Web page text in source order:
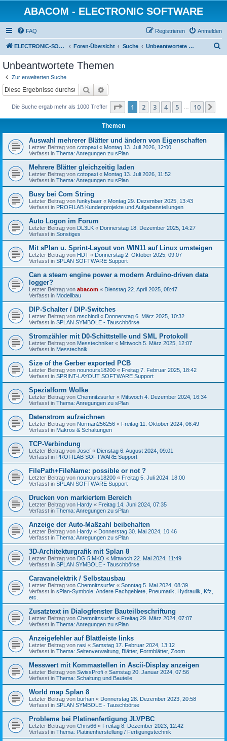
ABACOM - ELECTRONIC SOFTWARE
FAQ Anmelden
Registrieren
ELECTRONIC-SOFWARE-SHOP Foren-Übersicht Suche Unbeantwortete Themen
Unbeantwortete Themen
Zur erweiterten Suche
Suche
Die Suche ergab mehr als 1000 Treffer Seite 1von 10
1 2 3 4 5 10
Themen
Auswahl mehrerer Blätter und ändern von Eigenschaften
Letzter Beitrag von cotopaxi « Montag 13. Juli 2026, 12:00
Verfasst in Thema: Anregungen zu sPlan
Mehrere Blätter gleichzeitig laden
Letzter Beitrag von cotopaxi « Montag 13. Juli 2026, 11:52
Verfasst in Thema: Anregungen zu sPlan
Busy bei Com String
Letzter Beitrag von funkybaer « Montag 29. Dezember 2025, 13:43
Verfasst in PROFILAB Kundenprojekte und Aufgabenstellungen
Auto Logon im Forum
Letzter Beitrag von DL3LK « Donnerstag 18. Dezember 2025, 14:27
Verfasst in Sonstiges
Mit sPlan u. Sprint-Layout von WIN11 auf Linux umsteigen
Letzter Beitrag von HDT « Donnerstag 2. Oktober 2025, 09:07
Verfasst in SPLAN SOFTWARE Support
Can a steam engine power a modern Arduino-driven data
logger?
Letzter Beitrag von abacom « Dienstag 22. April 2025, 08:47
Verfasst in Modellbau
DIP-Schalter / DIP-Switches
Letzter Beitrag von mschindi « Donnerstag 6. März 2025, 10:32
Verfasst in SPLAN SYMBOLE - Tauschbörse
Stromzähler mit D0-Schittstelle und SML Protokoll
Letzter Beitrag von Messtechniker « Mittwoch 5. März 2025, 12:07
Verfasst in Messtechnik
Size of the Gerber exported PCB
Letzter Beitrag von nounours18200 « Freitag 7. Februar 2025, 18:42
Verfasst in SPRINT-LAYOUT SOFTWARE Support
Spezialform Wolke
Letzter Beitrag von Chemnitzsurfer « Mittwoch 4. Dezember 2024, 16:34
Verfasst in Thema: Anregungen zu sPlan
Datenstrom aufzeichnen
Letzter Beitrag von Norman256256 « Freitag 11. Oktober 2024, 06:49
Verfasst in Makros & Schaltungen
TCP-Verbindung
Letzter Beitrag von Josef « Dienstag 6. August 2024, 09:01
Verfasst in PROFILAB SOFTWARE Support
FilePath+FileName: possible or not ?
Letzter Beitrag von nounours18200 « Freitag 5. Juli 2024, 18:00
Verfasst in SPLAN SOFTWARE Support
Drucken von markiertem Bereich
Letzter Beitrag von Hardy « Freitag 14. Juni 2024, 07:35
Verfasst in Thema: Anregungen zu sPlan
Anzeige der Auto-Maßzahl beibehalten
Letzter Beitrag von Hardy « Donnerstag 30. Mai 2024, 10:46
Verfasst in Thema: Anregungen zu sPlan
3D-Architekturgrafik mit Splan 8
Letzter Beitrag von DG 5 MKQ « Mittwoch 22. Mai 2024, 11:49
Verfasst in SPLAN SYMBOLE - Tauschbörse
Caravanelektrik / Selbstausbau
Letzter Beitrag von Chemnitzsurfer « Sonntag 5. Mai 2024, 08:39
Verfasst in sPlan-Symbole: Andere Fachgebiete, Pneumatik, Hydraulik, Kfz,
etc.
Zusatztext in Dialogfenster Bauteilbeschriftung
Letzter Beitrag von Chemnitzsurfer « Freitag 29. März 2024, 07:07
Verfasst in Thema: Anregungen zu sPlan
Anzeigefehler auf Blattleiste links
Letzter Beitrag von rasi « Samstag 17. Februar 2024, 13:12
Verfasst in Thema: Seitenverwaltung, Blätter, Formblätter, Zoom
Messwert mit Kommastellen in Ascii-Display anzeigen
Letzter Beitrag von SwissProfi « Samstag 20. Januar 2024, 07:56
Verfasst in Thema: Schaltung und Bauteile
World map Splan 8
Letzter Beitrag von burhan « Donnerstag 28. Dezember 2023, 20:58
Verfasst in SPLAN SYMBOLE - Tauschbörse
Probleme bei Platinenfertigung JLVPBC
Letzter Beitrag von Chris66 « Freitag 8. Dezember 2023, 12:42
Verfasst in Thema: Platinenherstellung / Fertigungstechnik